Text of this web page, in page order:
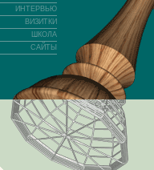
ИНТЕРВЬЮ
ВИЗИТКИ
ШКОЛА
САЙТЫ